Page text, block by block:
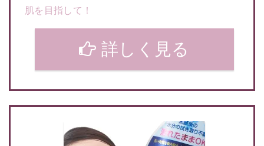
肌を目指して！
詳しく見る